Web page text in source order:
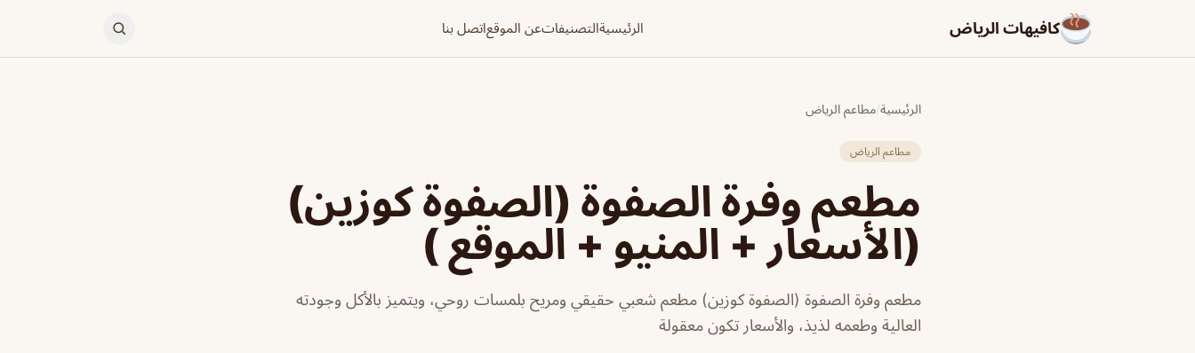
كافيهات الرياض الرئيسيةالتصنيفاتعن الموقعاتصل بنا
الرئيسية/مطاعم الرياض
مطاعم الرياض
مطعم وفرة الصفوة (الصفوة كوزين)
(الأسعار + المنيو + الموقع )
مطعم وفرة الصفوة (الصفوة كوزين) مطعم شعبي حقيقي ومريح بلمسات روحي، ويتميز بالأكل وجودته
العالية وطعمه لذيذ، والأسعار تكون معقولة